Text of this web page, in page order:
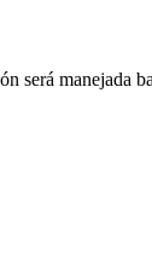
será manejada